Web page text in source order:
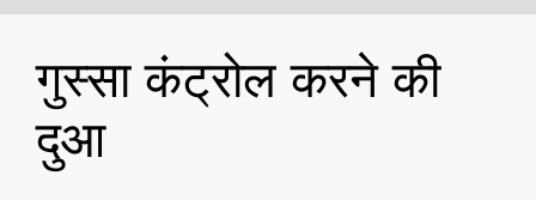
गुस्सा कंट्रोल करने की
दुआ